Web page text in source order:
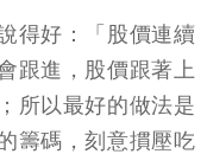
得好：「股價連續
跟進，股價跟著上
所以最好的做法是
籌碼，刻意摜壓吃